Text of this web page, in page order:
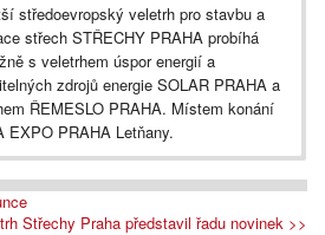
středoevropský veletrh pro stavbu a
střech STŘECHY PRAHA probíhá
s veletrhem úspor energií a
zdrojů energie SOLAR PRAHA a
ŘEMESLO PRAHA. Místem konání
EXPO PRAHA Letňany.
Střechy Praha představil řadu novinek >>